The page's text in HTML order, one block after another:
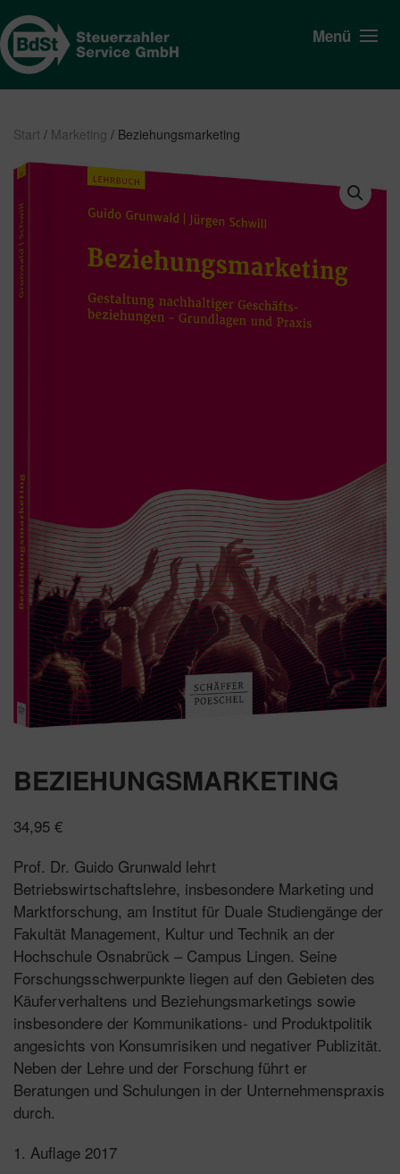
Menü
Start / Marketing / Beziehungsmarketing
BEZIEHUNGSMARKETING
34,95 €
Prof. Dr. Guido Grunwald lehrt
Betriebswirtschaftslehre, insbesondere Marketing und
Marktforschung, am Institut für Duale Studiengänge der
Fakultät Management, Kultur und Technik an der
Hochschule Osnabrück – Campus Lingen. Seine
Forschungsschwerpunkte liegen auf den Gebieten des
Käuferverhaltens und Beziehungsmarketings sowie
insbesondere der Kommunikations- und Produktpolitik
angesichts von Konsumrisiken und negativer Publizität.
Neben der Lehre und der Forschung führt er
Beratungen und Schulungen in der Unternehmenspraxis
durch.
1. Auflage 2017